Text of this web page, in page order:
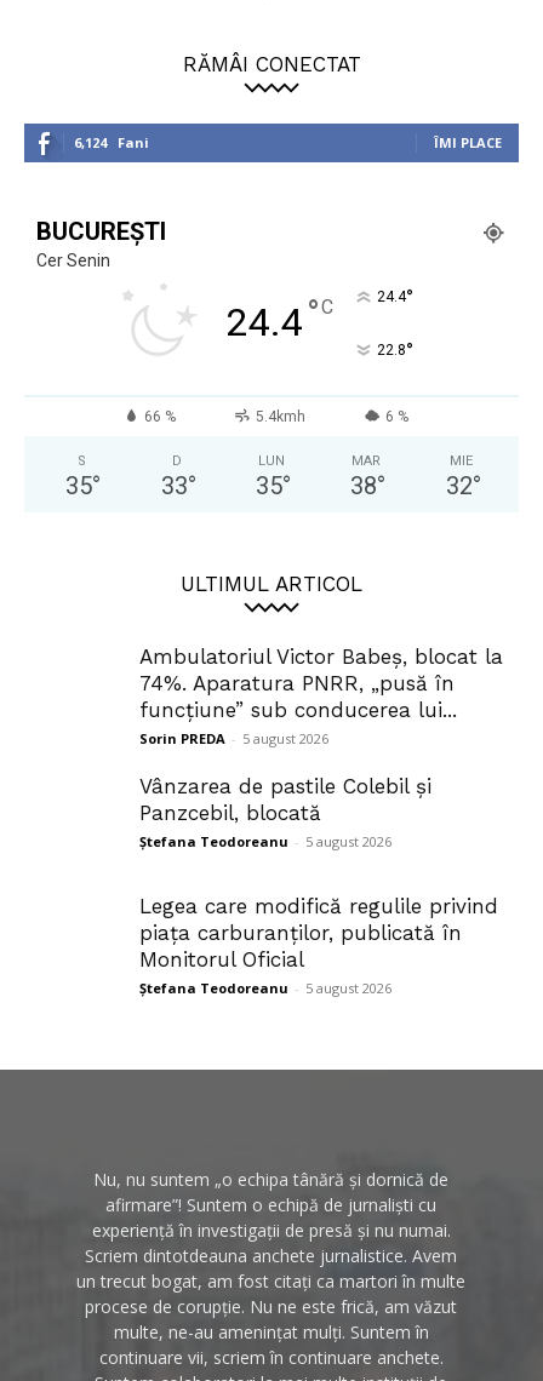
RĂMÂI CONECTAT
6,124 Fani ÎMI PLACE
BUCUREȘTI
Cer Senin
24.4°C 24.4°
22.8°
66 % 5.4kmh 6 %
S
35°
D
33°
LUN
35°
MAR
38°
MIE
32°
ULTIMUL ARTICOL
Ambulatoriul Victor Babeș, blocat la
74%. Aparatura PNRR, „pusă în
funcțiune” sub conducerea lui...
Sorin PREDA - 5 august 2026
Vânzarea de pastile Colebil și
Panzcebil, blocată
Ștefana Teodoreanu - 5 august 2026
Legea care modifică regulile privind
piața carburanților, publicată în
Monitorul Oficial
Ștefana Teodoreanu - 5 august 2026
Nu, nu suntem „o echipa tânără și dornică de
afirmare”! Suntem o echipă de jurnaliști cu
experiență în investigații de presă și nu numai.
Scriem dintotdeauna anchete jurnalistice. Avem
un trecut bogat, am fost citați ca martori în multe
procese de corupție. Nu ne este frică, am văzut
multe, ne-au amenințat mulți. Suntem în
continuare vii, scriem în continuare anchete.